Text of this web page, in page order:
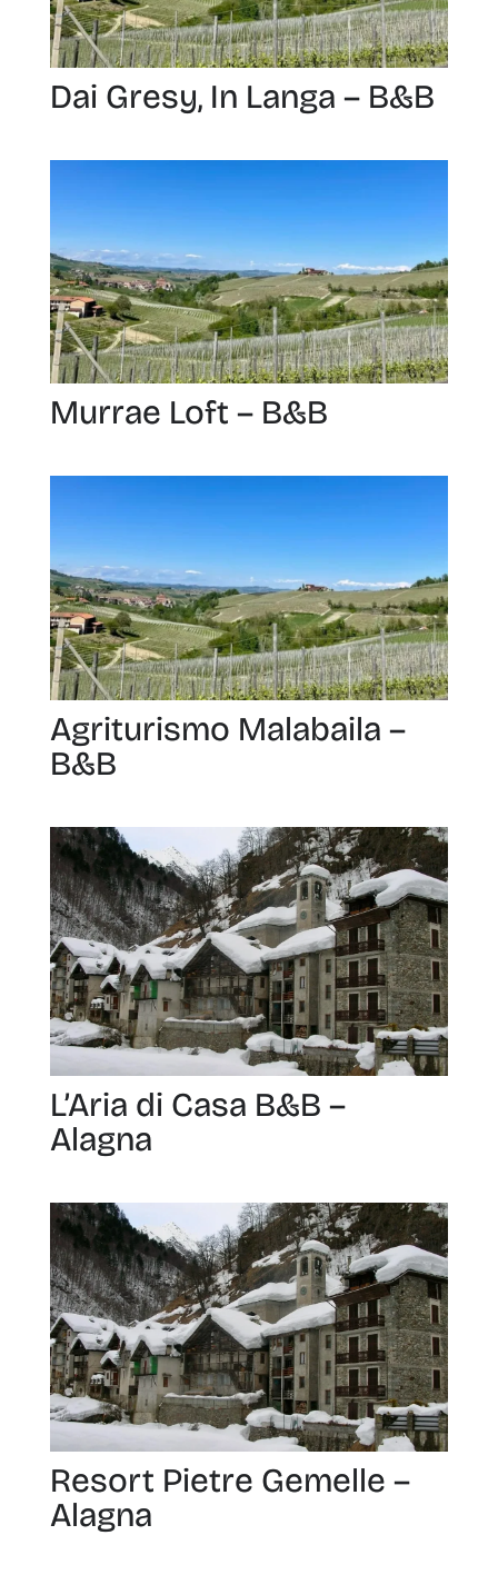
Dai Gresy, In Langa – B&B
Murrae Loft – B&B
Agriturismo Malabaila –
B&B
L’Aria di Casa B&B –
Alagna
Resort Pietre Gemelle –
Alagna